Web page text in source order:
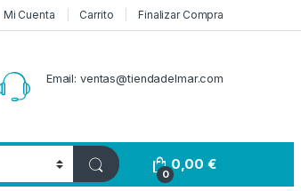
Mi Cuenta Carrito Finalizar Compra
Email: ventas@tiendadelmar.com
0
0,00€